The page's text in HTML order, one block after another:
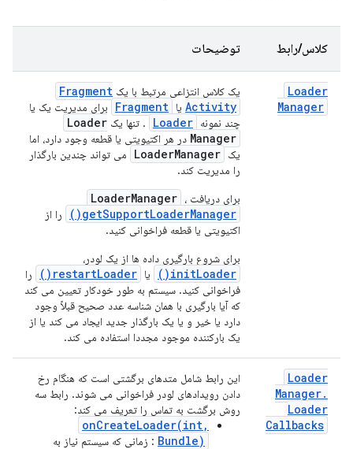
کلاس/رابط توضیحات
Loader
Manager
یک کلاس انتزاعی مرتبط با یک Fragment
Activity یا Fragment
برای مدیریت یک یا
چند نمونه Loader . تنها یک Loader
Manager در هر اکتیویتی یا قطعه وجود دارد، اما
یک
LoaderManager
می تواند چندین بارگذار
را مدیریت کند.
برای دریافت
LoaderManager ،
getSupportLoaderManager()
را از
اکتیویتی یا قطعه فراخوانی کنید.
برای شروع بارگیری داده ها از یک لودر،
initLoader() یا restartLoader()
را
فراخوانی کنید. سیستم به طور خودکار تعیین می کند
که آیا بارگیری با همان شناسه عدد صحیح قبلاً وجود
دارد یا خیر و یا یک بارگذار جدید ایجاد می کند یا از
یک بارکننده موجود مجددا استفاده می کند.
Loader
Manager.
Loader
Callbacks
این رابط شامل متدهای برگشتی است که هنگام رخ
دادن رویدادهای لودر فراخوانی می شوند. رابط سه
روش برگشت به تماس را تعریف می کند:
onCreateLoader(int,
Bundle) : زمانی که سیستم نیاز به